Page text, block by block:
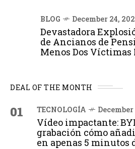
BLOG December 24,
Devastadora
de Ancianos de
Menos Dos Víctimas
DEAL OF THE MONTH
01 TECNOLOGÍA
Vídeo impactante:
grabación cómo
en apenas 5 minutos